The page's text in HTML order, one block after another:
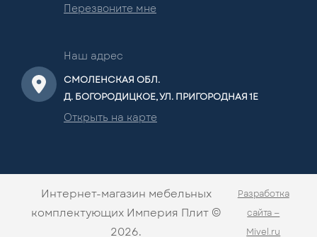
Перезвоните мне
Наш адрес
СМОЛЕНСКАЯ ОБЛ.
Д. БОГОРОДИЦКОЕ, УЛ. ПРИГОРОДНАЯ 1Е
Открыть на карте
Интернет-магазин мебельных
комплектующих Империя Плит ©
2026.
Разработка
сайта —
Mivel.ru